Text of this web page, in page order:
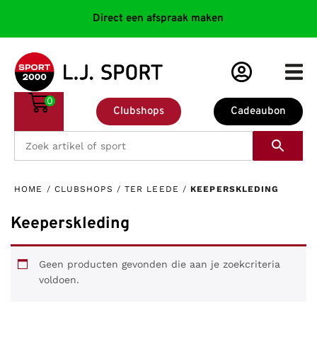
Direct een afspraak maken
Cadeaubon
Clubshops
0
HOME / CLUBSHOPS / TER LEEDE /KEEPERSKLEDING
Keeperskleding
Geen producten gevonden die aan je zoekcriteria
voldoen.